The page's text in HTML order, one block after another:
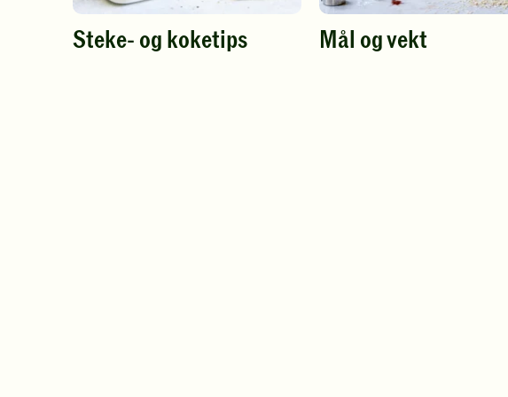
Steke- og koketips Mål og vekt